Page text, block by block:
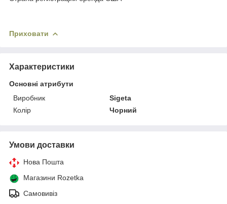
Приховати
Характеристики
Основні атрибути
Виробник
Sigeta
Колір
Чорний
Умови доставки
Нова Пошта
Магазини Rozetka
Самовивіз